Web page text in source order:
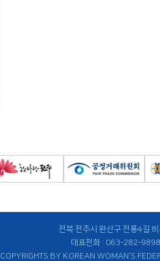
전북 전주시 완산구 전룡4길
대표전화 : 063-282-
COPYRIGHTS BY KOREAN WOMAN'S